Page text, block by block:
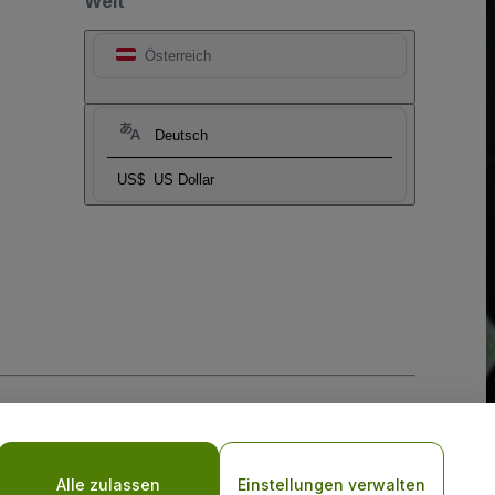
Österreich
Deutsch
US$ US Dollar
RichtlinieundDatenschutzrichtlinie für Mobilanwendungen
Alle zulassen Einstellungen verwalten